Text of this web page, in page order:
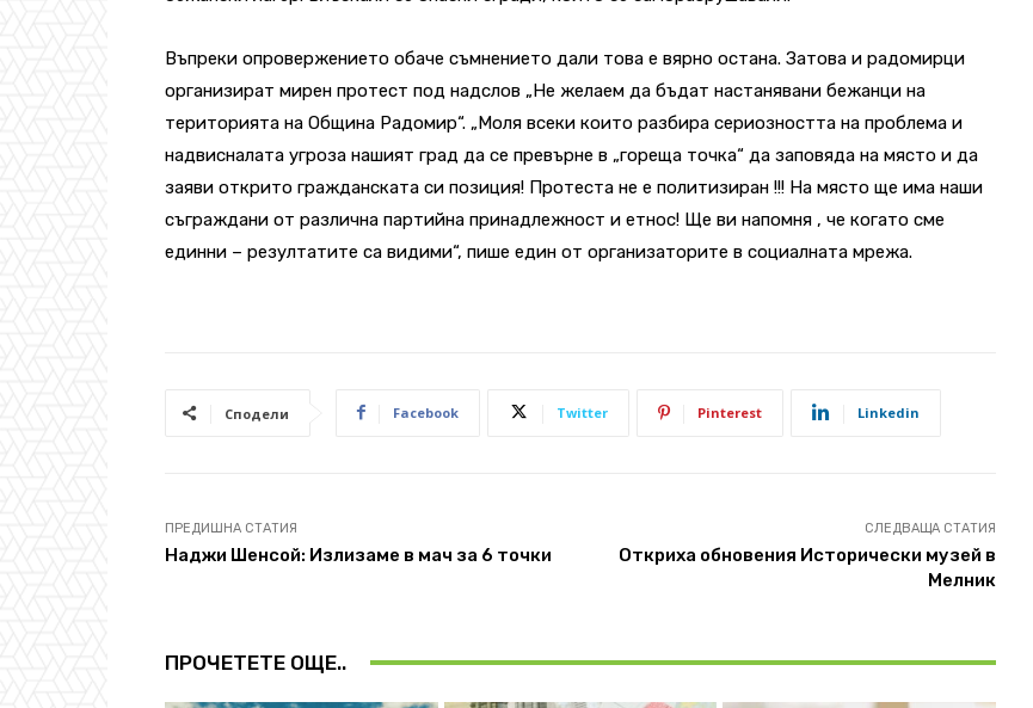
Въпреки опровержението обаче съмнението дали това е вярно остана. Затова и радомирци
организират мирен протест под надслов „Не желаем да бъдат настанявани бежанци на
територията на Община Радомир“. „Моля всеки които разбира сериозността на проблема и
надвисналата угроза нашият град да се превърне в „гореща точка“ да заповяда на място и да
заяви открито гражданската си позиция! Протеста не е политизиран !!! На място ще има наши
съграждани от различна партийна принадлежност и етнос! Ще ви напомня , че когато сме
единни – резултатите са видими“, пише един от организаторите в социалната мрежа.
Сподели Facebook Twitter Pinterest Linkedin
ПРЕДИШНА СТАТИЯ
Наджи Шенсой: Излизаме в мач за 6 точки
СЛЕДВАЩА СТАТИЯ
Откриха обновения Исторически музей в
Мелник
ПРОЧЕТЕТЕ ОЩЕ..